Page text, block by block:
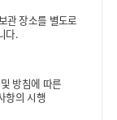
관 장소를 별도로
다.
방침에 따른
항의 시행